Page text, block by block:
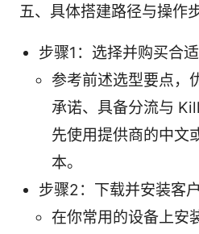
五、具体搭建路径与操作
步骤1：选择并购买合
参考前述选型要点，
承诺、具备分流与
先使用提供商的中文
本。
步骤2：下载并安装客
在你常用的设备上安